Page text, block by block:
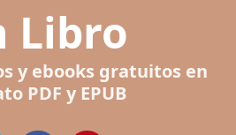
Libro
y ebooks gratuitos en
PDF y EPUB